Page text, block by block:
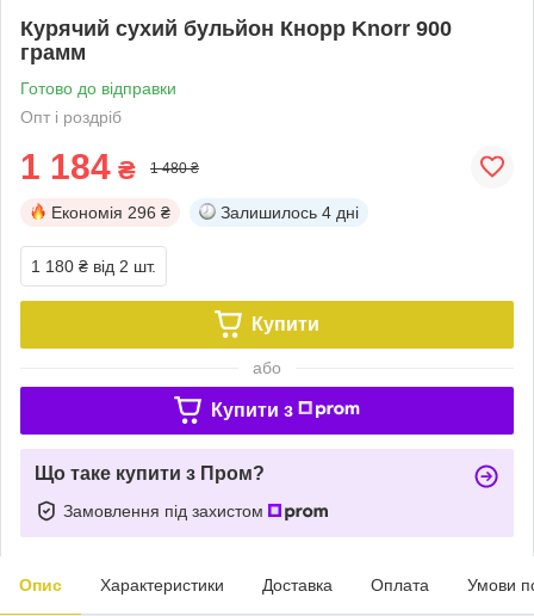
Курячий сухий бульйон Кнорр Knorr 900
грамм
Готово до відправки
Опт і роздріб
1 184 ₴ 1 480 ₴
Економія 296 ₴ Залишилось 4 дні
1 180 ₴ від 2 шт.
Купити
або
Купити з
Що таке купити з Пром?
Замовлення під захистом
Опис Характеристики Доставка Оплата Умови